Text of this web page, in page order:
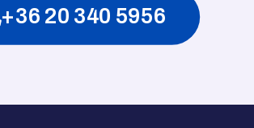
+36 20 340 5956